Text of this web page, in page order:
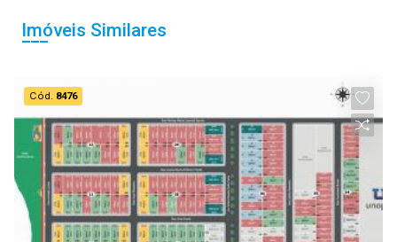
Imóveis Similares
Cód. 8476